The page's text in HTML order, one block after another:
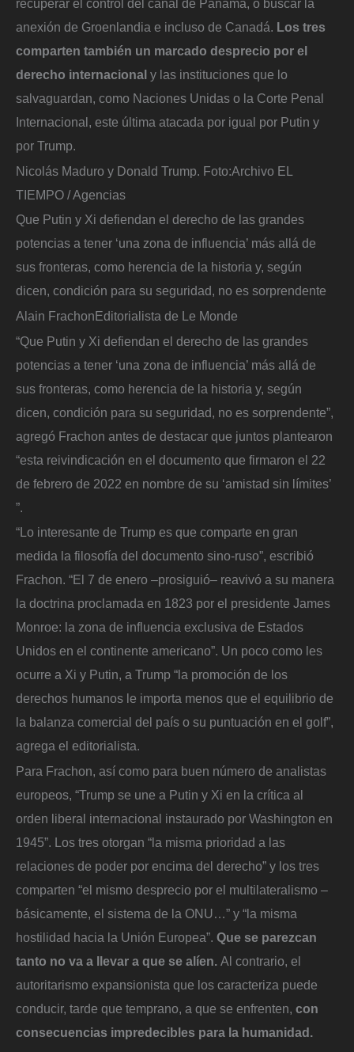
recuperar el control del canal de Panamá, o buscar la
anexión de Groenlandia e incluso de Canadá. Los tres
comparten también un marcado desprecio por el
derecho internacional y las instituciones que lo
salvaguardan, como Naciones Unidas o la Corte Penal
Internacional, este última atacada por igual por Putin y
por Trump.
Nicolás Maduro y Donald Trump. Foto:Archivo EL
TIEMPO / Agencias
Que Putin y Xi defiendan el derecho de las grandes
potencias a tener ‘una zona de influencia’ más allá de
sus fronteras, como herencia de la historia y, según
dicen, condición para su seguridad, no es sorprendente
Alain FrachonEditorialista de Le Monde
“Que Putin y Xi defiendan el derecho de las grandes
potencias a tener ‘una zona de influencia’ más allá de
sus fronteras, como herencia de la historia y, según
dicen, condición para su seguridad, no es sorprendente”,
agregó Frachon antes de destacar que juntos plantearon
“esta reivindicación en el documento que firmaron el 22
de febrero de 2022 en nombre de su ‘amistad sin límites’
”.
“Lo interesante de Trump es que comparte en gran
medida la filosofía del documento sino-ruso”, escribió
Frachon. “El 7 de enero –prosiguió– reavivó a su manera
la doctrina proclamada en 1823 por el presidente James
Monroe: la zona de influencia exclusiva de Estados
Unidos en el continente americano”. Un poco como les
ocurre a Xi y Putin, a Trump “la promoción de los
derechos humanos le importa menos que el equilibrio de
la balanza comercial del país o su puntuación en el golf”,
agrega el editorialista.
Para Frachon, así como para buen número de analistas
europeos, “Trump se une a Putin y Xi en la crítica al
orden liberal internacional instaurado por Washington en
1945”. Los tres otorgan “la misma prioridad a las
relaciones de poder por encima del derecho” y los tres
comparten “el mismo desprecio por el multilateralismo –
básicamente, el sistema de la ONU…” y “la misma
hostilidad hacia la Unión Europea”. Que se parezcan
tanto no va a llevar a que se alíen. Al contrario, el
autoritarismo expansionista que los caracteriza puede
conducir, tarde que temprano, a que se enfrenten, con
consecuencias impredecibles para la humanidad.